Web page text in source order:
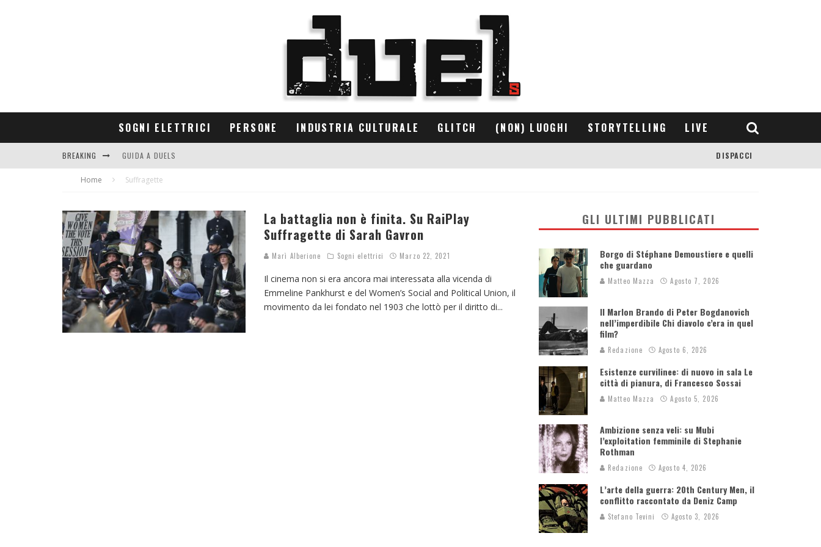
SOGNI ELETTRICI PERSONE INDUSTRIA CULTURALE GLITCH (NON) LUOGHI STORYTELLING LIVE
BREAKING GUIDA A DUELS
CONTRIBUTORS
DISPACCI
Home Suffragette
La battaglia non è finita. Su RaiPlay
Suffragette di Sarah Gavron
Marì Alberione Sogni elettrici Marzo 22, 2021
Il cinema non si era ancora mai interessata alla vicenda di
Emmeline Pankhurst e del Women’s Social and Political Union, il
movimento da lei fondato nel 1903 che lottò per il diritto di...
GLI ULTIMI PUBBLICATI
Borgo di Stéphane Demoustiere e quelli
che guardano
Matteo Mazza Agosto 7, 2026
Il Marlon Brando di Peter Bogdanovich
nell’imperdibile Chi diavolo c’era in quel
film?
Redazione Agosto 6, 2026
Esistenze curvilinee: di nuovo in sala Le
città di pianura, di Francesco Sossai
Matteo Mazza Agosto 5, 2026
Ambizione senza veli: su Mubi
l’exploitation femminile di Stephanie
Rothman
Redazione Agosto 4, 2026
L’arte della guerra: 20th Century Men, il
conflitto raccontato da Deniz Camp
Stefano Tevini Agosto 3, 2026